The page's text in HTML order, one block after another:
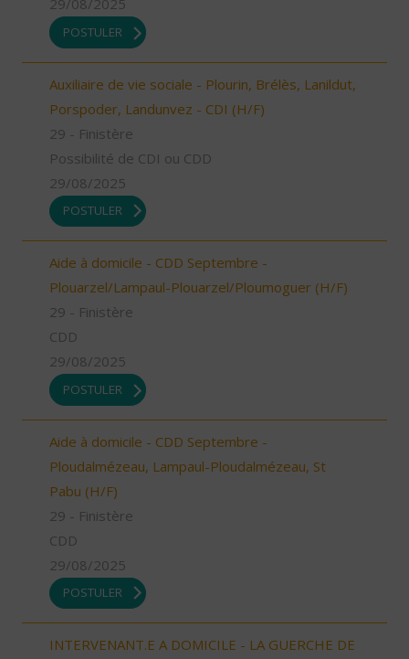
29/08/2025
POSTULER
Auxiliaire de vie sociale - Plourin, Brélès, Lanildut,
Porspoder, Landunvez - CDI (H/F)
29 - Finistère
Possibilité de CDI ou CDD
29/08/2025
POSTULER
Aide à domicile - CDD Septembre -
Plouarzel/Lampaul-Plouarzel/Ploumoguer (H/F)
29 - Finistère
CDD
29/08/2025
POSTULER
Aide à domicile - CDD Septembre -
Ploudalmézeau, Lampaul-Ploudalmézeau, St
Pabu (H/F)
29 - Finistère
CDD
29/08/2025
POSTULER
INTERVENANT.E A DOMICILE - LA GUERCHE DE